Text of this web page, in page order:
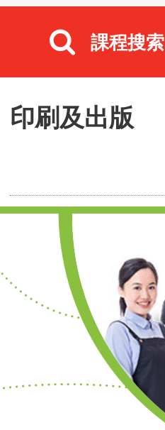
課程搜索
印刷及出版